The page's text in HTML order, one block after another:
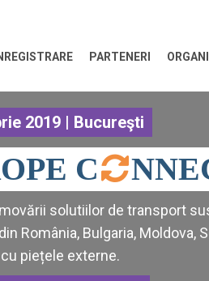
PARTENERI
2019 | Bucureşti
C
solutiilor de transport
Bulgaria, Moldova,
piețele externe.